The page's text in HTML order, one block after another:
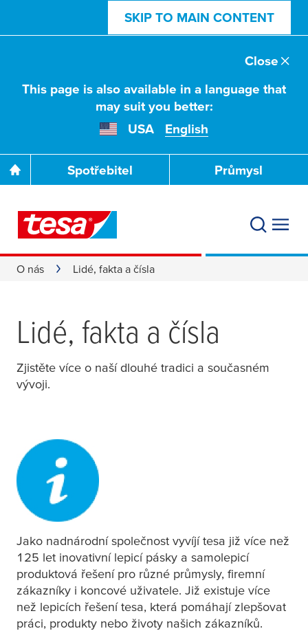
SKIP TO MAIN CONTENT
This page is also available in a language that
may suit you better:
USA
English
Close
Spotřebitel Průmysl
O nás Lidé, fakta a čísla
Lidé, fakta a čísla
Zjistěte více o naší dlouhé tradici a současném
vývoji.
Jako nadnárodní společnost vyvíjítesa již více než
125 let inovativní lepicí pásky a samolepicí
produktová řešení pro různé průmysly, firemní
zákazníky i koncové uživatele. Již existuje více
než lepicích řešenítesa, která pomáhají zlepšovat
práci, produkty nebo životy našich zákazníků.